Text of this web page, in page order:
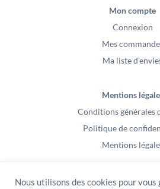
Mon compte
Connexion
Mes
Ma liste
Mentions
Conditions générales
Politique de
Mentions
Nous utilisons des cookies pour